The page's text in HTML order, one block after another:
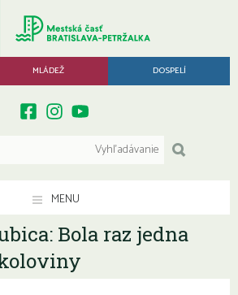
MLÁDEŽ DOSPELÍ
MENU
Bola raz jedna